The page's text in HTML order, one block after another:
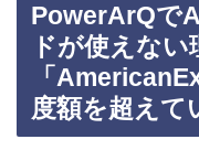
PowerArQで
ドが使えない
「
度額を超えて